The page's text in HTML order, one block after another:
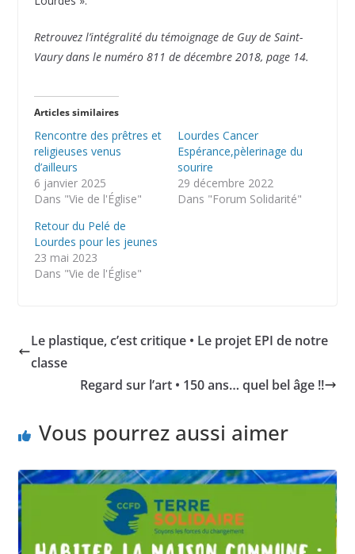
Retrouvez l’intégralité du témoignage de Guy de Saint-
Vaury dans le numéro 811 de décembre 2018, page 14.
Articles similaires
Rencontre des prêtres et
religieuses venus
d’ailleurs
6 janvier 2025
Dans "Vie de l'Église"
Lourdes Cancer
Espérance,pèlerinage du
sourire
29 décembre 2022
Dans "Forum Solidarité"
Retour du Pelé de
Lourdes pour les jeunes
23 mai 2023
Dans "Vie de l'Église"
Le plastique, c’est critique • Le projet EPI de notre
classe
Regard sur l’art • 150 ans… quel bel âge !!
Vous pourrez aussi aimer